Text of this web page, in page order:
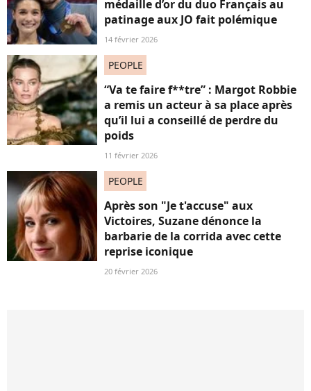
médaille d’or du duo Français au
patinage aux JO fait polémique
14 février 2026
PEOPLE
“Va te faire f**tre” : Margot Robbie
a remis un acteur à sa place après
qu’il lui a conseillé de perdre du
poids
11 février 2026
PEOPLE
Après son "Je t'accuse" aux
Victoires, Suzane dénonce la
barbarie de la corrida avec cette
reprise iconique
20 février 2026